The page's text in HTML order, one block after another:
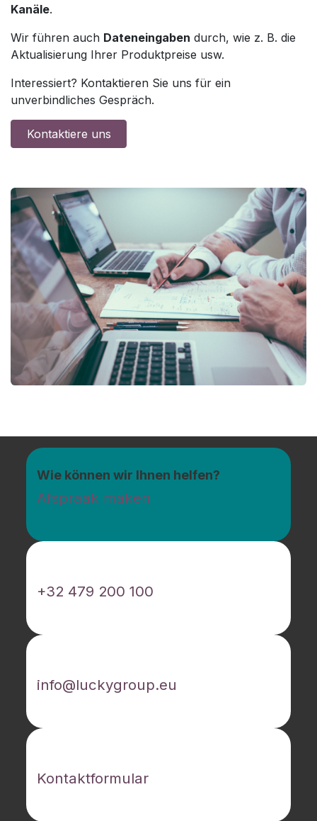
Kanäle.
Wir führen auch Dateneingaben durch, wie z. B. die
Aktualisierung Ihrer Produktpreise usw.
Interessiert? Kontaktieren Sie uns für ein
unverbindliches Gespräch.
Kontaktiere uns
Wie können wir Ihnen helfen?
Afspraak maken
+32 479 200 100
info@luckygroup.eu
Kontaktformular